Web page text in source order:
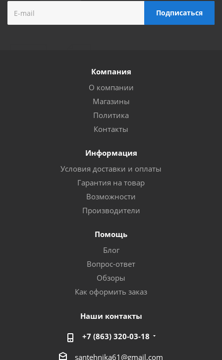
Компания
О компании
Магазины
Политика
Контакты
Информация
Условия доставки и оплаты
Гарантия на товар
Возможности
Производители
Помощь
Блог
Вопрос-ответ
Обзоры
Как оформить заказ
Наши контакты
+7 (863) 320-03-18
santehnika61@gmail.com